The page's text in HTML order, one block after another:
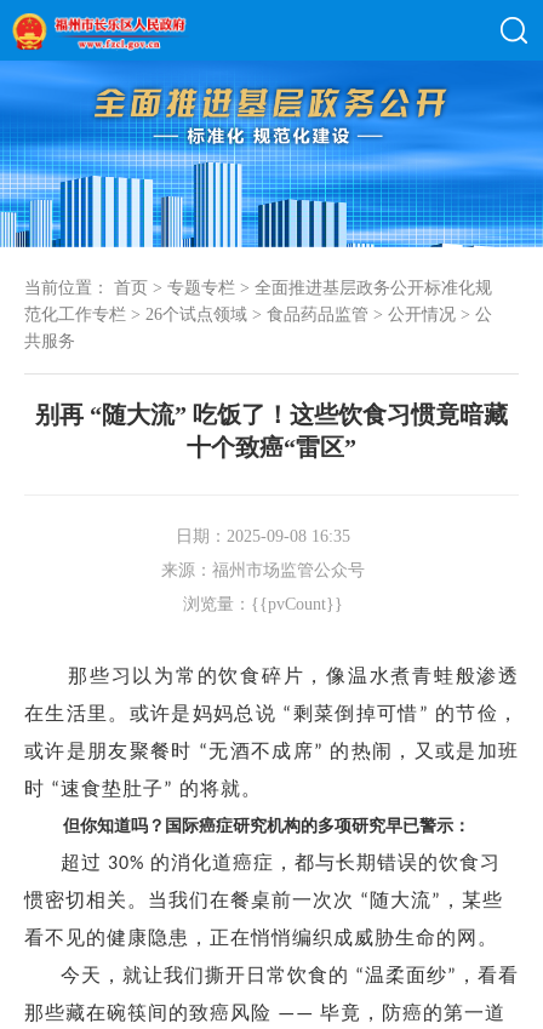
当前位置： 首页 > 专题专栏 > 全面推进基层政务公开标准化规
范化工作专栏 > 26个试点领域 > 食品药品监管 > 公开情况 > 公
共服务
别再 “随大流” 吃饭了！这些饮食习惯竟暗藏
十个致癌“雷区”
日期：2025-09-08 16:35
来源：福州市场监管公众号
浏览量：{{pvCount}}
那些习以为常的饮食碎片 ， 像温水煮青蛙般渗透
在生活里 。 或许是妈妈总说 “剩菜倒掉可惜” 的节俭 ，
或许是朋友聚餐时 “无酒不成席” 的热闹 ，
又或是加班
时 “速食垫肚子” 的将就。
但你知道吗？国际癌症研究机构的多项研究早已警示：
超过 30% 的消化道癌症，都与长期错误的饮食习
惯密切相关。当我们在餐桌前一次次 “ 随大流” ，某些
看不见的健康隐患，正在悄悄编织成威胁生命的网。
今天，就让我们撕开日常饮食的 “温柔面纱” ，看看
那些藏在碗筷间的致癌风险 —— 毕竟，防癌的第一道